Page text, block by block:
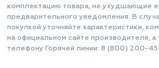
комплектацию товара, не ухудшающие
предварительного уведомления. В
покупкой уточняйте характеристики,
на официальном сайте производителя, а
телефону Горячей линии: 8 (800) 200-